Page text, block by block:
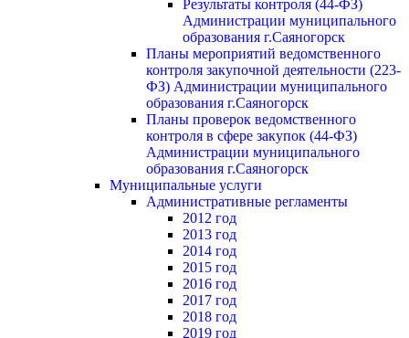
Результаты контроля (44-ФЗ)
Администрации муниципального
образования г.Саяногорск
Планы мероприятий ведомственного
контроля закупочной деятельности (223-
ФЗ) Администрации муниципального
образования г.Саяногорск
Планы проверок ведомственного
контроля в сфере закупок (44-ФЗ)
Администрации муниципального
образования г.Саяногорск
Муниципальные услуги
Административные регламенты
2012 год
2013 год
2014 год
2015 год
2016 год
2017 год
2018 год
2019 год